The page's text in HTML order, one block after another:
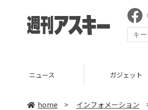
ニュース ガジェット
home > インフォメーション